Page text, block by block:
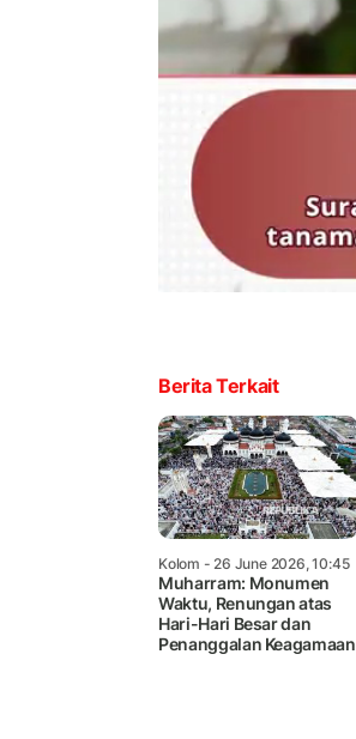
Berita Terkait
Kolom - 26 June 2026, 10:45
Muharram: Monumen
Waktu, Renungan atas
Hari-Hari Besar dan
Penanggalan Keagamaan